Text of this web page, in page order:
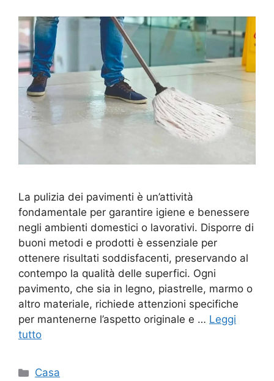
La pulizia dei pavimenti è un’attività
fondamentale per garantire igiene e benessere
negli ambienti domestici o lavorativi. Disporre di
buoni metodi e prodotti è essenziale per
ottenere risultati soddisfacenti, preservando al
contempo la qualità delle superfici. Ogni
pavimento, che sia in legno, piastrelle, marmo o
altro materiale, richiede attenzioni specifiche
per mantenerne l’aspetto originale e … Leggi
tutto
Categorie
Casa